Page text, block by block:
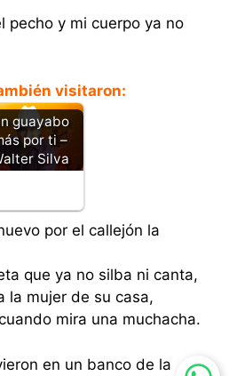
pecho y mi cuerpo ya no
visitaron:
guayabo
por ti –
Silva
por el callejón la
que ya no silba ni canta,
la mujer de su casa,
mira una muchacha.
en un banco de la